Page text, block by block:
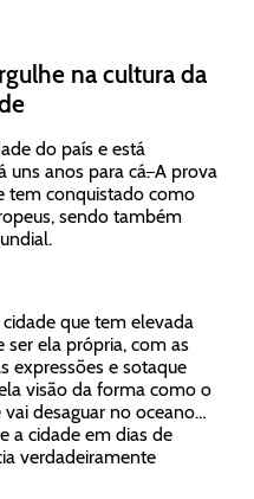
na cultura da
do país e está
uns anos para cá.A prova
tem conquistado como
sendo também
que tem elevada
ela própria, com as
expressões e sotaque
visão da forma como o
desaguar no oceano…
a cidade em dias de
verdadeiramente